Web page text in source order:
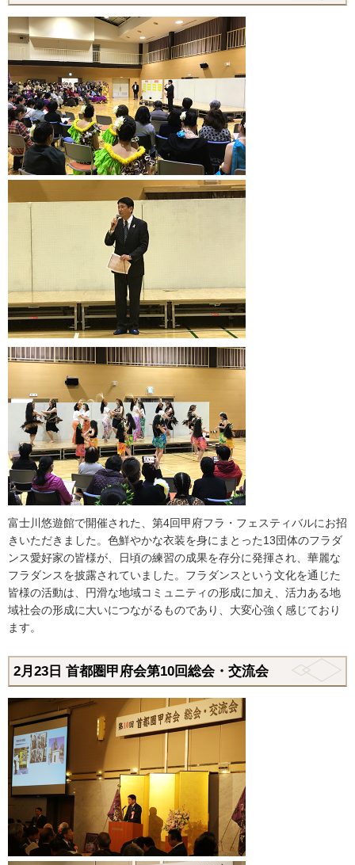
富士川悠遊館で開催された、第4回甲府フラ・フェスティバルにお招
きいただきました。色鮮やかな衣装を身にまとった13団体のフラダ
ンス愛好家の皆様が、日頃の練習の成果を存分に発揮され、華麗な
フラダンスを披露されていました。フラダンスという文化を通じた
皆様の活動は、円滑な地域コミュニティの形成に加え、活力ある地
域社会の形成に大いにつながるものであり、大変心強く感じており
ます。
2月23 日 首都圏甲府会第10回総会・交流会